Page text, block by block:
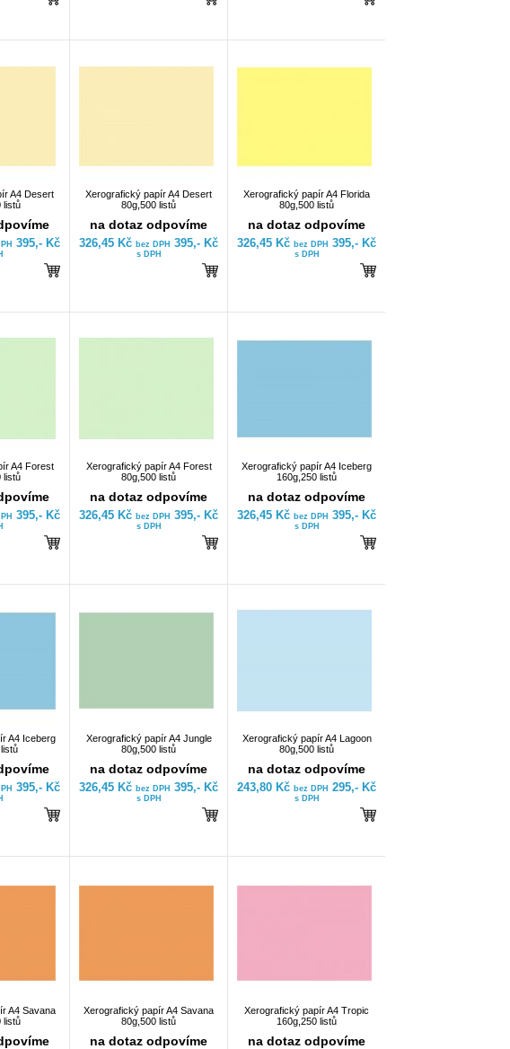
A4 Desert
listů
395,- Kč
Xerografický papír A4 Desert
80g,500 listů
na dotaz odpovíme
326,45 Kč bez DPH 395,- Kč
s DPH
Xerografický papír A4 Florida
80g,500 listů
na dotaz odpovíme
326,45 Kč bez DPH 395,- Kč
s DPH
A4 Forest
listů
395,- Kč
Xerografický papír A4 Forest
80g,500 listů
na dotaz odpovíme
326,45 Kč bez DPH 395,- Kč
s DPH
Xerografický papír A4 Iceberg
160g,250 listů
na dotaz odpovíme
326,45 Kč bez DPH 395,- Kč
s DPH
A4 Iceberg
395,- Kč
Xerografický papír A4 Jungle
80g,500 listů
na dotaz odpovíme
326,45 Kč bez DPH 395,- Kč
s DPH
Xerografický papír A4 Lagoon
80g,500 listů
na dotaz odpovíme
243,80 Kč bez DPH 295,- Kč
s DPH
A4 Savana
listů
Xerografický papír A4 Savana
80g,500 listů
na dotaz odpovíme
Xerografický papír A4 Tropic
160g,250 listů
na dotaz odpovíme